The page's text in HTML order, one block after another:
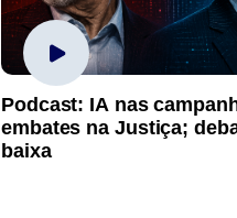
Podcast: IA nas
embates na Justiça;
baixa